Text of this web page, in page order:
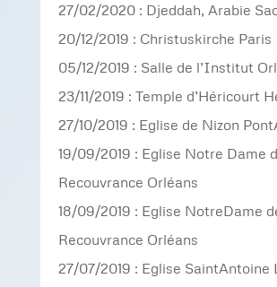
27/02/2020 : Djeddah, Arabie
20/12/2019 : Christuskirche Paris
05/12/2019 : Salle de l’Institut
23/11/2019 : Temple d’Héricourt
27/10/2019 : Eglise de Nizon
19/09/2019 : Eglise Notre Dame
Recouvrance Orléans
18/09/2019 : Eglise NotreDame
Recouvrance Orléans
27/07/2019 : Eglise SaintAntoine